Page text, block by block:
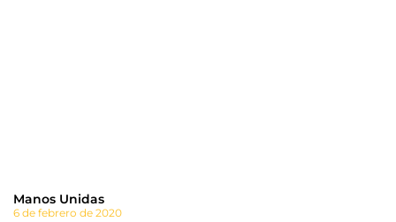
Manos Unidas
6 de febrero de 2020